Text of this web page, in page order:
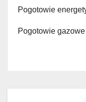
Pogotowie
Pogotowie